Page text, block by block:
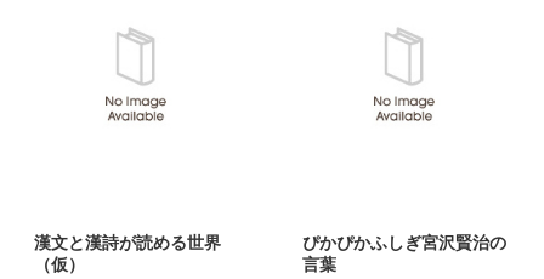
漢文と漢詩が読める世界
（仮）
ぴかぴかふしぎ宮沢賢治の
言葉